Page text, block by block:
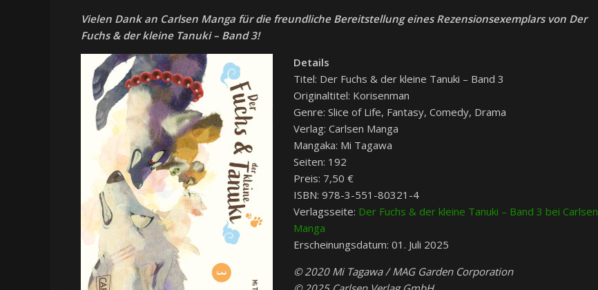
Vielen Dank an Carlsen Manga für die freundliche Bereitstellung eines Rezensionsexemplars von Der
Fuchs & der kleine Tanuki – Band 3!
Details
Titel: Der Fuchs & der kleine Tanuki – Band 3
Originaltitel: Korisenman
Genre: Slice of Life, Fantasy, Comedy, Drama
Verlag: Carlsen Manga
Mangaka: Mi Tagawa
Seiten: 192
Preis: 7,50 €
ISBN: 978-3-551-80321-4
Verlagsseite: Der Fuchs & der kleine Tanuki – Band 3 bei Carlsen
Manga
Erscheinungsdatum: 01. Juli 2025
© 2020 Mi Tagawa / MAG Garden Corporation